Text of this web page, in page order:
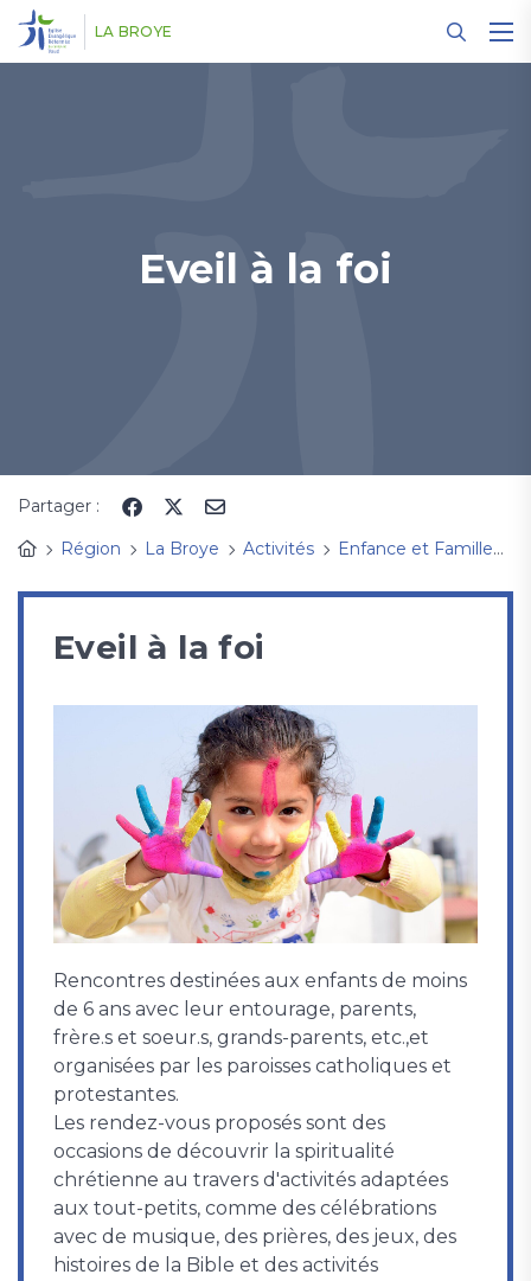
LA BROYE
Eveil à la foi
Partager :
Région
La Broye Activités Enfance et FamilleS
Eveil à la foi
Rencontres destinées aux enfants de moins
de 6 ans avec leur entourage, parents,
frère.s et soeur.s, grands-parents, etc.,et
organisées par les paroisses catholiques et
protestantes.
Les rendez-vous proposés sont des
occasions de découvrir la spiritualité
chrétienne au travers d'activités adaptées
aux tout-petits, comme des célébrations
avec de musique, des prières, des jeux, des
histoires de la Bible et des activités
Panneau de gestion des cookies